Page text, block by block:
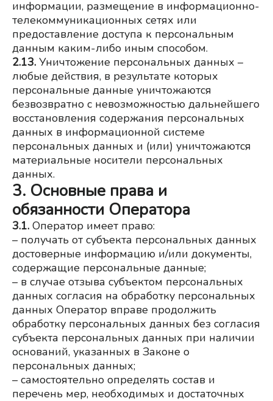
информации, размещение в информационно-
телекоммуникационных сетях или
предоставление доступа к персональным
данным каким-либо иным способом.
2.13. Уничтожение персональных данных –
любые действия, в результате которых
персональные данные уничтожаются
безвозвратно с невозможностью дальнейшего
восстановления содержания персональных
данных в информационной системе
персональных данных и (или) уничтожаются
материальные носители персональных
данных.
3. Основные права и
обязанности Оператора
3.1. Оператор имеет право:
– получать от субъекта персональных данных
достоверные информацию и/или документы,
содержащие персональные данные;
– в случае отзыва субъектом персональных
данных согласия на обработку персональных
данных Оператор вправе продолжить
обработку персональных данных без согласия
субъекта персональных данных при наличии
оснований, указанных в Законе о
персональных данных;
– самостоятельно определять состав и
перечень мер, необходимых и достаточных